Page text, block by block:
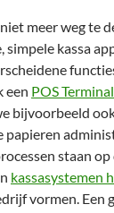
meer weg te
simpele kassa
een POS Terminal
bijvoorbeeld
papieren
staan
kassasystemen
vormen. Een